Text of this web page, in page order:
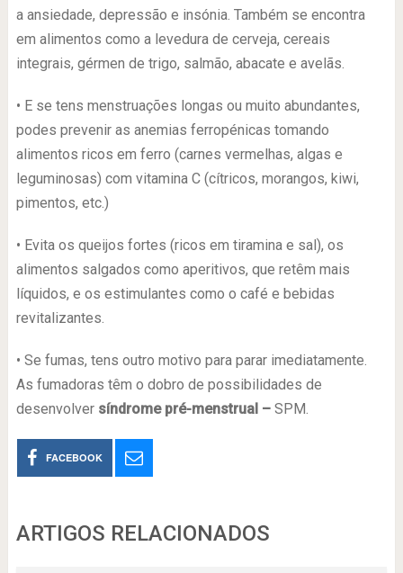
a ansiedade, depressão e insónia. Também se encontra
em alimentos como a levedura de cerveja, cereais
integrais, gérmen de trigo, salmão, abacate e avelãs.
• E se tens menstruações longas ou muito abundantes,
podes prevenir as anemias ferropénicas tomando
alimentos ricos em ferro (carnes vermelhas, algas e
leguminosas) com vitamina C (cítricos, morangos, kiwi,
pimentos, etc.)
• Evita os queijos fortes (ricos em tiramina e sal), os
alimentos salgados como aperitivos, que retêm mais
líquidos, e os estimulantes como o café e bebidas
revitalizantes.
• Se fumas, tens outro motivo para parar imediatamente.
As fumadoras têm o dobro de possibilidades de
desenvolver síndrome pré-menstrual – SPM.
FACEBOOK
ARTIGOS RELACIONADOS